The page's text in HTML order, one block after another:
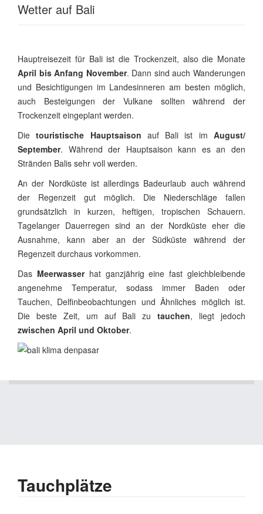
Wetter auf Bali
Hauptreisezeit für Bali ist die Trockenzeit, also die Monate
April bis Anfang November. Dann sind auch Wanderungen
und Besichtigungen im Landesinneren am besten möglich,
auch Besteigungen der Vulkane sollten während der
Trockenzeit eingeplant werden.
Dietouristische Hauptsaison auf Bali ist imAugust/
September. Während der Hauptsaison kann es an den
Stränden Balis sehr voll werden.
An der Nordküste ist allerdings Badeurlaub auch während
der Regenzeit gut möglich. Die Niederschläge fallen
grundsätzlich in kurzen, heftigen, tropischen Schauern.
Tagelanger Dauerregen sind an der Nordküste eher die
Ausnahme, kann aber an der Südküste während der
Regenzeit durchaus vorkommen.
Das Meerwasserhat ganzjährig eine fast gleichbleibende
angenehme Temperatur, sodass immer Baden oder
Tauchen, Delfinbeobachtungen und Ähnliches möglich ist.
Die beste Zeit, um auf Bali zu tauchen, liegt jedoch
zwischen April und Oktober.
Tauchplätze